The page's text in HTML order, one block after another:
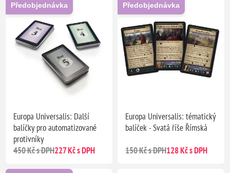
Předobjednávka
Europa Universalis: Další
balíčky pro automatizované
protivníky
450 Kč s DPH227 Kč s DPH
Předobjednávka
Europa Universalis: tématický
balíček - Svatá říše Římská
150 Kč s DPH128 Kč s DPH